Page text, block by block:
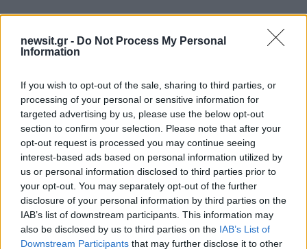
newsit.gr - Do Not Process My Personal
Information
If you wish to opt-out of the sale, sharing to third parties, or
processing of your personal or sensitive information for
targeted advertising by us, please use the below opt-out
section to confirm your selection. Please note that after your
opt-out request is processed you may continue seeing
interest-based ads based on personal information utilized by
us or personal information disclosed to third parties prior to
your opt-out. You may separately opt-out of the further
disclosure of your personal information by third parties on the
IAB’s list of downstream participants. This information may
also be disclosed by us to third parties on the IAB’s List of
Downstream Participants that may further disclose it to other